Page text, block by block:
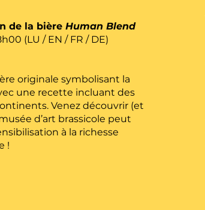
de la bière Human Blend
(LU / EN / FR / DE)
originale symbolisant la
une recette incluant des
Venez découvrir (et
d’art brassicole peut
à la richesse
!